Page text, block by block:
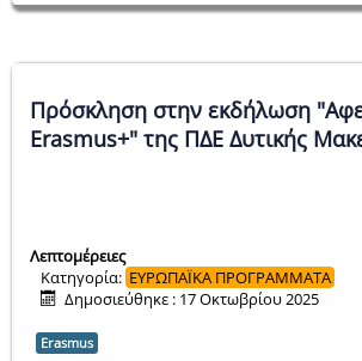
Πρόσκληση στην εκδήλωση
Erasmus+" της ΠΔΕ Δυτικής
Λεπτομέρειες
Κατηγορία: ΕΥΡΩΠΑΪΚΑ ΠΡΟΓΡΑΜΜΑΤΑ
Δημοσιεύθηκε : 17 Οκτωβρίου 2025
Erasmus